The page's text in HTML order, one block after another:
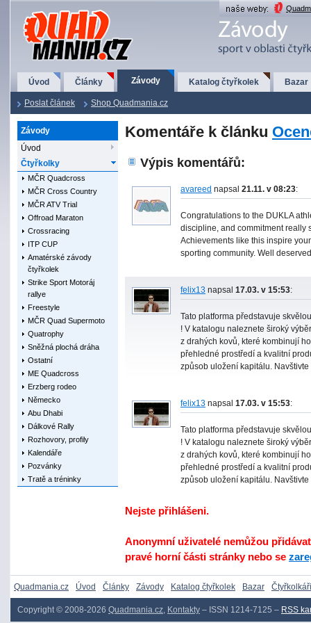
QuadMania.cz
Úvod Články Závody Katalog čtyřkolek Bazar
Poslat článek Shop Quadmania.cz
Závody
Úvod
Čtyřkolky
MČR Quadcross
MČR Cross Country
MČR ATV Trial
Offroad Maraton
Crossracing
ITP CUP
Amatérské závody
čtyřkolek
Strike Sport Motoráj
rallye
Freestyle
MČR Quad Supermoto
Quatrophy
Sněžná plochá dráha
Ostatní
ME Quadcross
Erzberg rodeo
Německo
Abu Dhabi
Dálkové Rally
Rozhovory, profily
Kalendáře
Pozvánky
Tratě a tréninky
Komentáře k článku
Výpis komentářů:
avareed napsal 21.11. v 08:23:
Congratulations to the DUKLA
discipline, and commitment really
Achievements like this inspire
sporting community. Well
felix13 napsal 17.03. v 15:53:
Tato platforma představuje
! V katalogu naleznete široký
z drahých kovů, které kombinují
přehledné prostředí a kvalitní
způsob uložení kapitálu.
felix13 napsal 17.03. v 15:53:
Tato platforma představuje
! V katalogu naleznete široký
z drahých kovů, které kombinují
přehledné prostředí a kvalitní
způsob uložení kapitálu.
Nejste přihlášeni.
Anonymní uživatelé nemůžou
pravé horní části stránky nebo se
Quadmania.cz Úvod Články Závody Katalog čtyřkolek Bazar Čtyřkolkáři
Copyright © 2008-2026 Quadmania.cz, Kontakty – ISSN 1214-7125 – RSS